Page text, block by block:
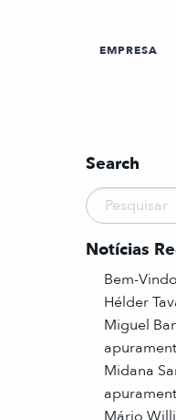
EMPRESA
Search
Notícias
Bem-
Hélder
Miguel
Midana